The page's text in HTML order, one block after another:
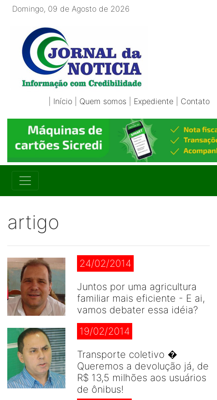
Domingo, 09 de Agosto de 2026
Início Quem somos Expediente Contato
artigo
24/02/2014
Juntos por uma agricultura
familiar mais eficiente - E ai,
vamos debater essa idéia?
19/02/2014
Transporte coletivo �
Queremos a devolução já, de
R$ 13,5 milhões aos usuários
de ônibus!